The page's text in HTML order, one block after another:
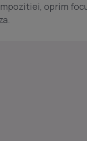
oprim